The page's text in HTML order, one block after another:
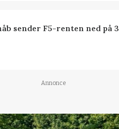
sender F5-renten ned på 3
Annonce